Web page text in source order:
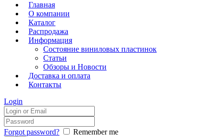
Главная
О компании
Каталог
Распродажа
Информация
Состояние виниловых пластинок
Статьи
Обзоры и Новости
Доставка и оплата
Контакты
Login
Forgot password? Remember me